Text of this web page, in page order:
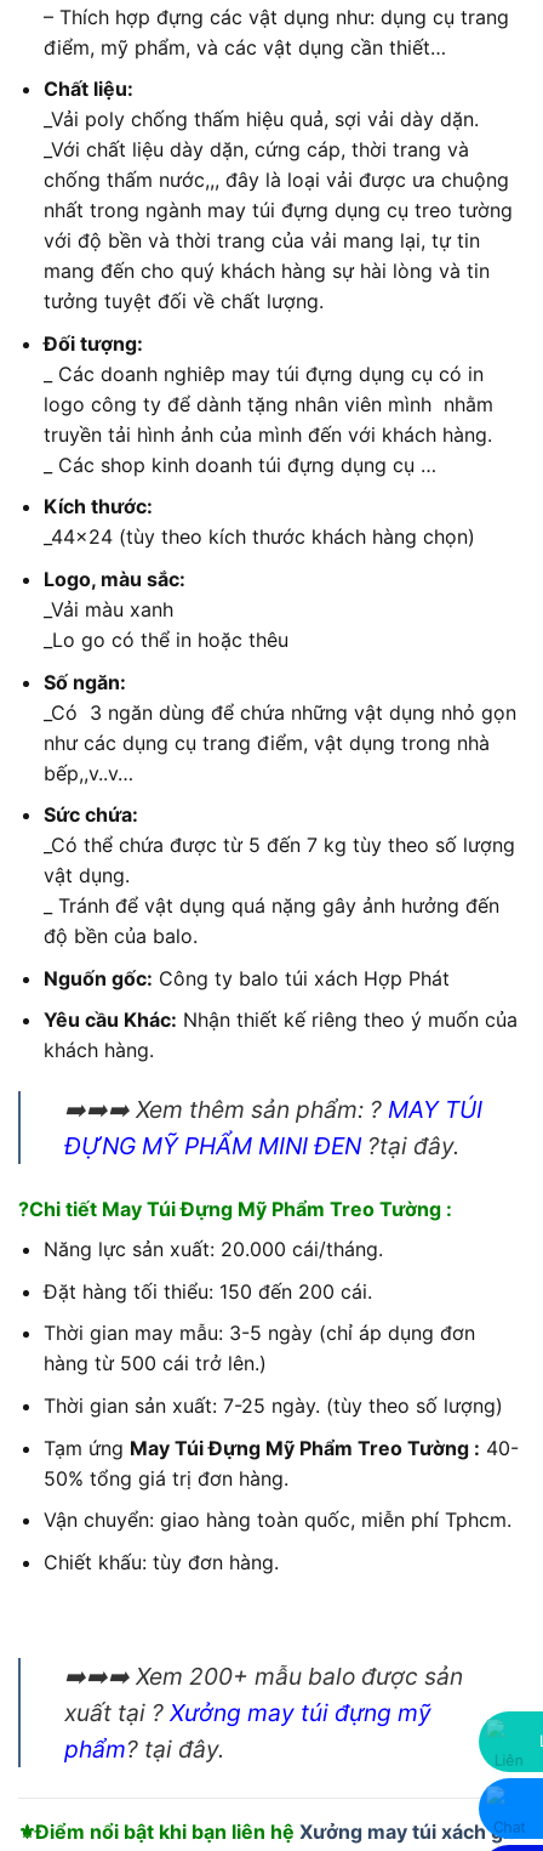
– Thích hợp đựng các vật dụng như: dụng cụ trang
điểm, mỹ phẩm, và các vật dụng cần thiết…
Chất liệu:
_Vải poly chống thấm hiệu quả, sợi vải dày dặn.
_Với chất liệu dày dặn, cứng cáp, thời trang và
chống thấm nước,,, đây là loại vải được ưa chuộng
nhất trong ngành may túi đựng dụng cụ treo tường
với độ bền và thời trang của vải mang lại, tự tin
mang đến cho quý khách hàng sự hài lòng và tin
tưởng tuyệt đối về chất lượng.
Đối tượng:
_ Các doanh nghiêp may túi đựng dụng cụ có in
logo công ty để dành tặng nhân viên mình nhằm
truyền tải hình ảnh của mình đến với khách hàng.
_ Các shop kinh doanh túi đựng dụng cụ …
Kích thước:
_44x24 (tùy theo kích thước khách hàng chọn)
Logo, màu sắc:
_Vải màu xanh
_Lo go có thể in hoặc thêu
Số ngăn:
_Có 3 ngăn dùng để chứa những vật dụng nhỏ gọn
như các dụng cụ trang điểm, vật dụng trong nhà
bếp,,v..v…
Sức chứa:
_Có thể chứa được từ 5 đến 7 kg tùy theo số lượng
vật dụng.
_ Tránh để vật dụng quá nặng gây ảnh hưởng đến
độ bền của balo.
Nguốn gốc: Công ty balo túi xách Hợp Phát
Yêu cầu Khác: Nhận thiết kế riêng theo ý muốn của
khách hàng.
➡️➡️➡️ Xem thêm sản phẩm: ? MAY TÚI
ĐỰNG MỸ PHẨM MINI ĐEN?tại đây.
?Chi tiết May Túi Đựng Mỹ Phẩm Treo Tường :
Năng lực sản xuất: 20.000 cái/tháng.
Đặt hàng tối thiểu: 150 đến 200 cái.
Thời gian may mẫu: 3-5 ngày (chỉ áp dụng đơn
hàng từ 500 cái trở lên.)
Thời gian sản xuất: 7-25 ngày. (tùy theo số lượng)
Tạm ứng May Túi Đựng Mỹ Phẩm Treo Tường : 40-
50% tổng giá trị đơn hàng.
Vận chuyển: giao hàng toàn quốc, miễn phí Tphcm.
Chiết khấu: tùy đơn hàng.
➡️➡️➡️ Xem 200+ mẫu balo được sản
xuất tại ? Xưởng may túi đựng mỹ
phẩm? tại đây.
⚜️Điểm nổi bật khi bạn liên hệ Xưởng may túi xách giá